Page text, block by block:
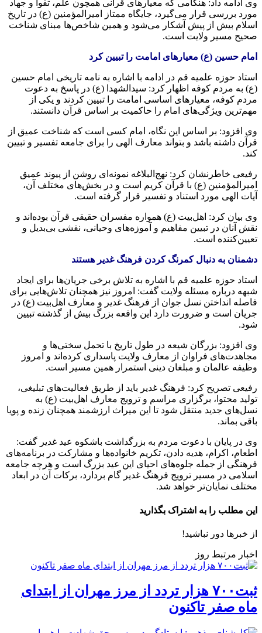
وی ادامه داد: هنگامی که معیارهای قرآنی همچون علم، تقوا و جهاد
مورد بررسی قرار می‌گیرد، جایگاه ممتاز امیرالمؤمنین (ع) در تاریخ
اسلام بیش از پیش آشکار می‌شود و همین شاخص‌ها مبنای شناخت
صحیح مسیر ولایت است.
امام حسین (ع) معیارهای امامت را تبیین کرد
استاد حوزه علمیه قم در ادامه با اشاره به نامه تاریخی امام حسین
(ع) به مردم کوفه اظهار کرد: سیدالشهدا (ع) در پاسخ به دعوت
مردم کوفه، معیارهای اساسی امامت را تبیین کردند و یکی از
مهم‌ترین ویژگی‌های امام را حاکمیت بر اساس قرآن دانستند.
وی افزود: بر اساس این نگاه، امام کسی است که شناخت عمیق از
قرآن داشته باشد و بتواند معارف الهی را برای جامعه تفسیر و تبیین
کند.
رفیعی خاطرنشان کرد: نهج‌البلاغه نمونه‌ای روشن از پیوند عمیق
امیرالمؤمنین (ع) با قرآن کریم است و در بخش‌های مختلف آن،
آیات الهی مورد استناد و تفسیر قرار گرفته است.
وی بیان کرد: اهل‌بیت (ع) همواره مفسران حقیقی قرآن بوده‌اند و
نقش آنان در تبیین مفاهیم و آموزه‌های وحیانی، نقشی بی‌بدیل و
تعیین‌کننده است.
دشمنان به دنبال کمرنگ کردن فرهنگ غدیر هستند
استاد حوزه علمیه قم با اشاره به تلاش برخی جریان‌ها برای ایجاد
شبهه درباره مسئله ولایت گفت: امروز نیز همچنان تلاش‌هایی برای
فاصله انداختن نسل جوان از فرهنگ غدیر و معارف اهل‌بیت (ع) در
جریان است و ضرورت دارد این واقعه بزرگ بیش از گذشته تبیین
شود.
وی افزود: بزرگان شیعه در طول تاریخ با تحمل سختی‌ها و
مجاهدت‌های فراوان از معارف ولایت پاسداری کرده‌اند و امروز
وظیفه عالمان و مبلغان دینی استمرار همین مسیر است.
رفیعی تصریح کرد: فرهنگ غدیر باید از طریق فعالیت‌های تبلیغی،
تولید محتوا، برگزاری مراسم و ترویج معارف اهل‌بیت (ع) به
نسل‌های جدید منتقل شود تا این میراث ارزشمند همچنان زنده و پویا
باقی بماند.
وی در پایان با دعوت مردم به بزرگداشت باشکوه عید غدیر گفت:
اطعام، اکرام، هدیه دادن، تکریم خانواده‌ها و مشارکت در برنامه‌های
فرهنگی از جمله جلوه‌های احیای این عید بزرگ است و هرچه جامعه
اسلامی در مسیر ترویج فرهنگ غدیر گام بردارد، برکات آن در ابعاد
مختلف نمایان‌تر خواهد شد.
این مطلب را به اشتراک بگذارید
از خبرها دور نباشید!
اخبار مرتبط روز
ثبت۷۰۰ هزار تردد از مرز مهران از ابتدای
ماه صفر تاکنون